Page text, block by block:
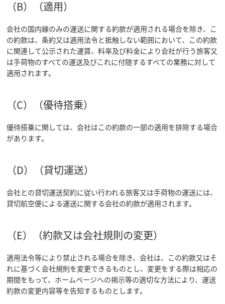
（B）（適用）
会社の国内線のみの運送に関する約款が適用される場合を除き、こ
の約款は、条約又は適用法令と抵触しない範囲において、この約款
に関連して公示された運賃、料率及び料金により会社が行う旅客又
は手荷物のすべての運送及びこれに付随するすべての業務に対して
適用されます。
（C）（優待搭乗）
優待搭乗に関しては、会社はこの約款の一部の適用を排除する場合
があります。
（D）（貸切運送）
会社との貸切運送契約に従い行われる旅客又は手荷物の運送には、
貸切航空便による運送に関する会社の約款が適用されます。
（E）（約款又は会社規則の変更）
適用法令等により禁止される場合を除き、会社は、この約款又はそ
れに基づく会社規則を変更できるものとし、変更をする際は相応の
期間をもって、ホームページへの掲示等の適切な方法により、運送
約款の変更内容等を告知するものとします。